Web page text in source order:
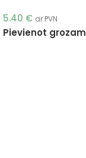
5.40 € ar PVN
Pievienot grozam